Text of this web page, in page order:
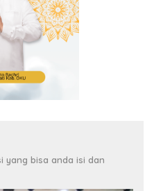
yang bisa anda isi dan